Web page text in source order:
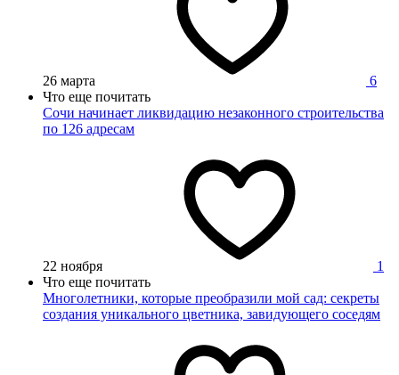
26 марта
6
Что еще почитать
Сочи начинает ликвидацию незаконного строительства
по 126 адресам
22 ноября
1
Что еще почитать
Многолетники, которые преобразили мой сад: секреты
создания уникального цветника, завидующего соседям